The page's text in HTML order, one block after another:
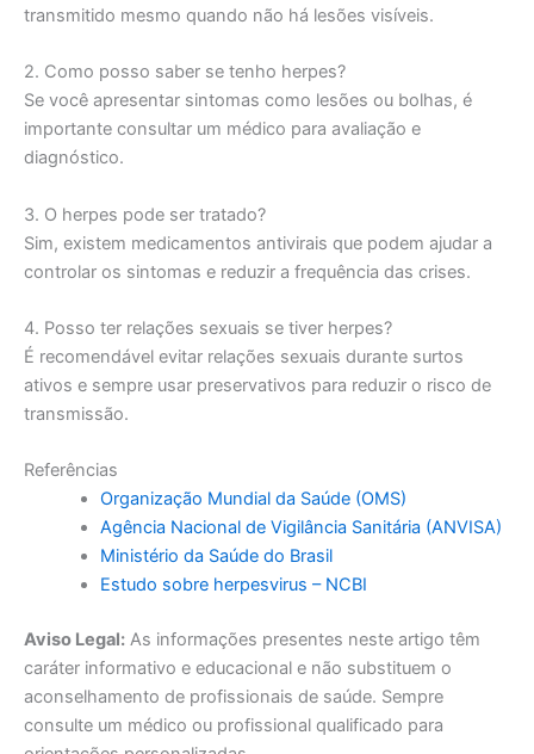
transmitido mesmo quando não há lesões visíveis.
2. Como posso saber se tenho herpes?
Se você apresentar sintomas como lesões ou bolhas, é
importante consultar um médico para avaliação e
diagnóstico.
3. O herpes pode ser tratado?
Sim, existem medicamentos antivirais que podem ajudar a
controlar os sintomas e reduzir a frequência das crises.
4. Posso ter relações sexuais se tiver herpes?
É recomendável evitar relações sexuais durante surtos
ativos e sempre usar preservativos para reduzir o risco de
transmissão.
Referências
Organização Mundial da Saúde (OMS)
Agência Nacional de Vigilância Sanitária (ANVISA)
Ministério da Saúde do Brasil
Estudo sobre herpesvirus – NCBI
Aviso Legal: As informações presentes neste artigo têm
caráter informativo e educacional e não substituem o
aconselhamento de profissionais de saúde. Sempre
consulte um médico ou profissional qualificado para